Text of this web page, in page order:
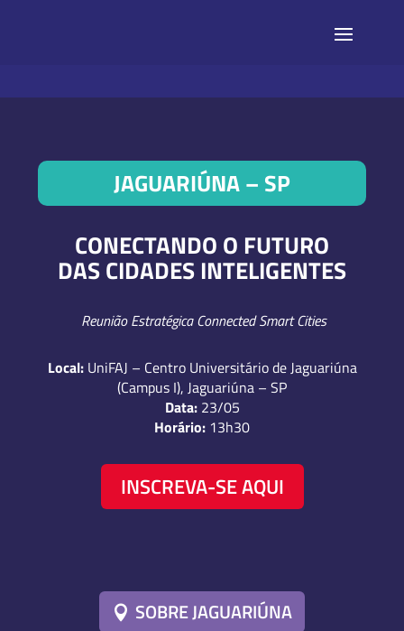
JAGUARIÚNA – SP
CONECTANDO O FUTURO
DAS CIDADES INTELIGENTES
Reunião Estratégica Connected Smart Cities
Local:UniFAJ – Centro Universitário de Jaguariúna
(Campus I), Jaguariúna – SP
Data:23/05
Horário: 13h30
INSCREVA-SE AQUI
SOBRE JAGUARIÚNA